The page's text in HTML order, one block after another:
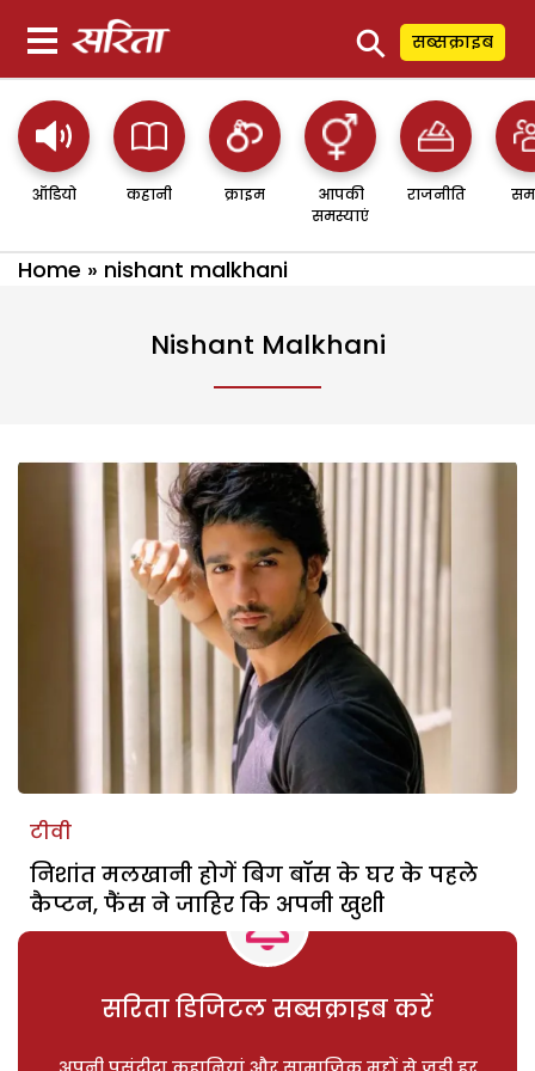
⚲ सब्सक्राइब
ऑडियो कहानी क्राइम
आपकी
समस्याएं
राजनीति
Home » nishant malkhani
Nishant Malkhani
टीवी
निशांत मलखानी होगें बिग बॉस के घर के पहले
कैप्टन, फैंस ने जाहिर कि अपनी खुशी
सरिता डिजिटल सब्सक्राइब करें